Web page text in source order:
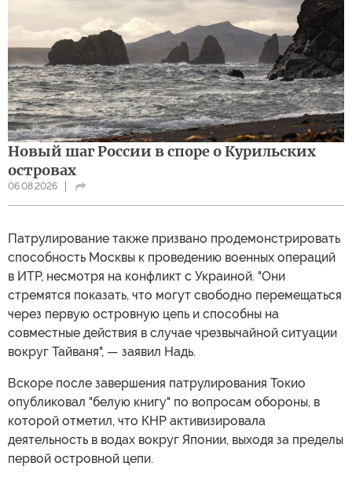
Новый шаг России в споре о Курильских
островах
06.08.2026
Патрулирование также призвано продемонстрировать
способность Москвы к проведению военных операций
в ИТР, несмотря на конфликт с Украиной. "Они
стремятся показать, что могут свободно перемещаться
через первую островную цепь и способны на
совместные действия в случае чрезвычайной ситуации
вокруг Тайваня", — заявил Надь.
Вскоре после завершения патрулирования Токио
опубликовал "белую книгу" по вопросам обороны, в
которой отметил, что КНР активизировала
деятельность в водах вокруг Японии, выходя за пределы
первой островной цепи.